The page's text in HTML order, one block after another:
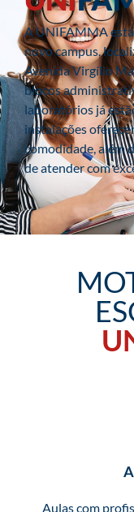
A UNIFAMMA
novo campus,
Avenida Virgílio
blocos
laboratórios já
instalações
comodidade, além
de atender com
Aulas com